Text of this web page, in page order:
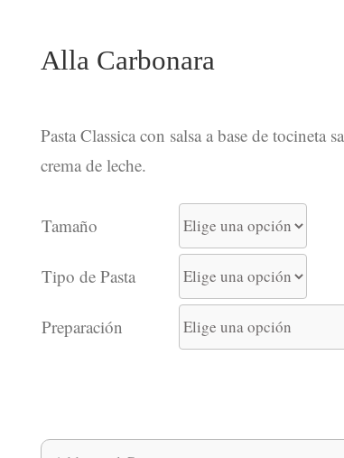
Alla Carbonara
Pasta Classica con salsa a base de tocineta
crema de leche.
Tamaño
Tipo de Pasta
Preparación